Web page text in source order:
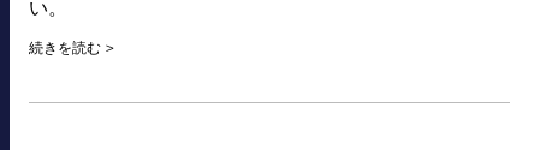
い。
続きを読む